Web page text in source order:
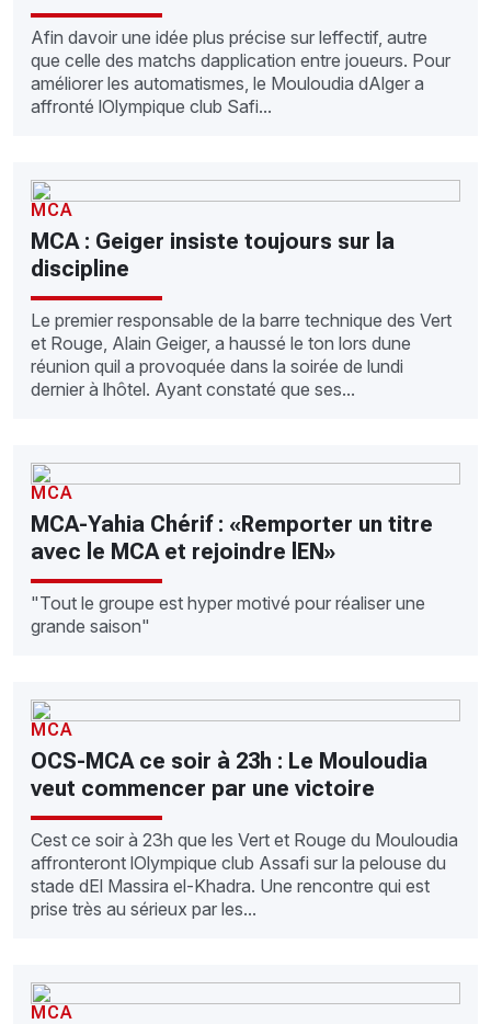
Afin davoir une idée plus précise sur leffectif, autre
que celle des matchs dapplication entre joueurs. Pour
améliorer les automatismes, le Mouloudia dAlger a
affronté lOlympique club Safi...
MCA
MCA : Geiger insiste toujours sur la
discipline
Le premier responsable de la barre technique des Vert
et Rouge, Alain Geiger, a haussé le ton lors dune
réunion quil a provoquée dans la soirée de lundi
dernier à lhôtel. Ayant constaté que ses...
MCA
MCA-Yahia Chérif : «Remporter un titre
avec le MCA et rejoindre lEN»
"Tout le groupe est hyper motivé pour réaliser une
grande saison"
MCA
OCS-MCA ce soir à 23h : Le Mouloudia
veut commencer par une victoire
Cest ce soir à 23h que les Vert et Rouge du Mouloudia
affronteront lOlympique club Assafi sur la pelouse du
stade dEl Massira el-Khadra. Une rencontre qui est
prise très au sérieux par les...
MCA